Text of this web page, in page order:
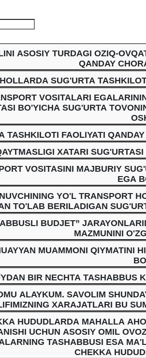
ASOSIY TURDAGI OZIQ-
QANDAY
SUG'URTA
VOSITALARI
BO'YICHA SUG'URTA
TASHKILOTI FAOLIYATI
XATARI
VOSITASINI MAJBURIY
EGA
YO'L TRANSPORT
TO'LAB BERILADIGAN
BUDJET”
MAZMUNINI
MUAMMONI QIYMATINI
BIR NECHTA TASHABBUS
ALAYKUM. SAVOLIM
XARAJATLARI BU
HUDUDLARDA MAHALLA
UCHUN ASOSIY OMIL
TASHABBUSI ESA
CHEKKA